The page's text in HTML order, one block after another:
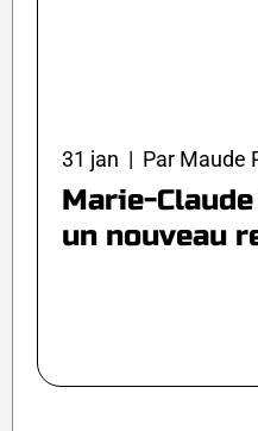
31 jan | Par Maude
Marie-
un nouveau